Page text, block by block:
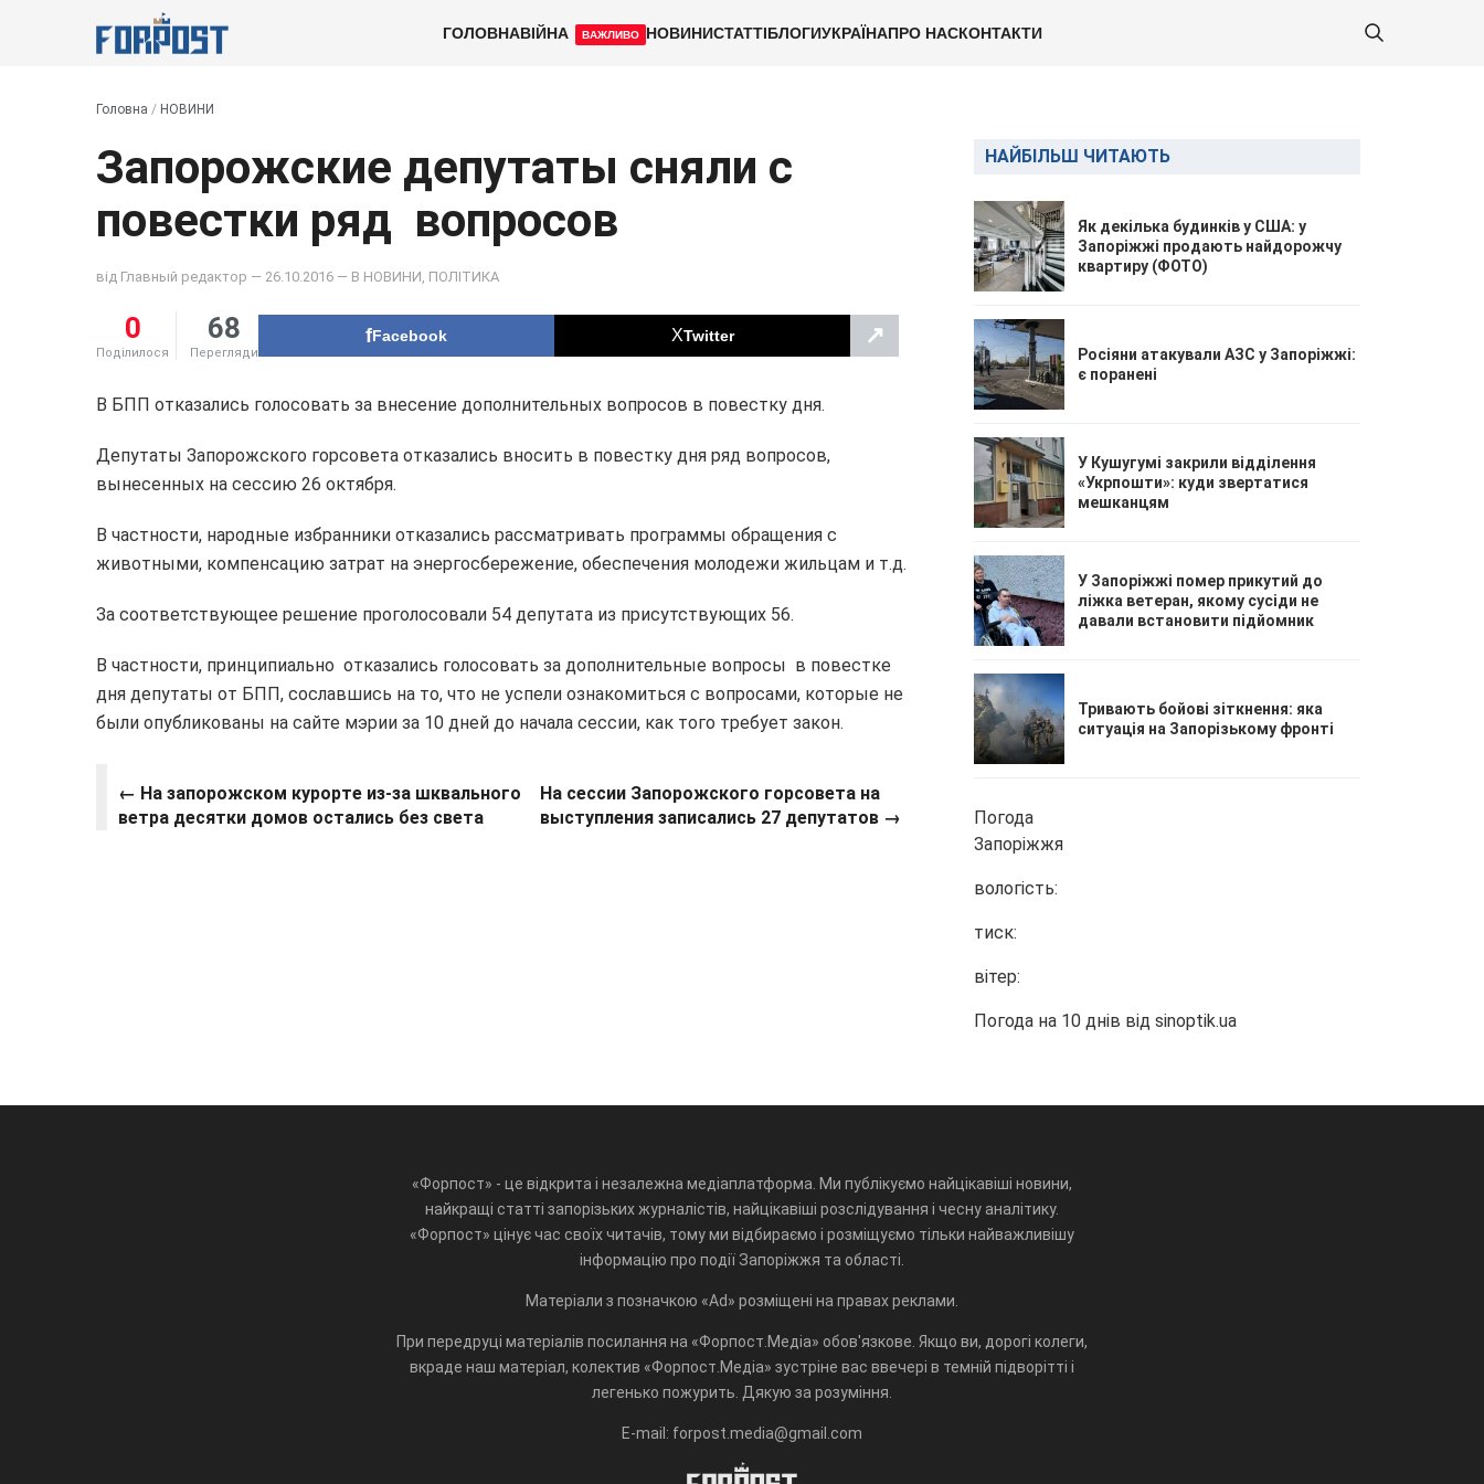
ГОЛОВНАВІЙНА ВАЖЛИВО НОВИНИСТАТТІБЛОГИУКРАЇНАПРО НАСКОНТАКТИ
Головна / НОВИНИ
Запорожские депутаты сняли с
повестки ряд вопросов
від Главный редактор — 26.10.2016 — В НОВИНИ ПОЛІТИКА
0
Поділилося
68
Перегляди
Facebook Twitter ↗
В БПП отказались голосовать за внесение дополнительных вопросов в повестку дня.
Депутаты Запорожского горсовета отказались вносить в повестку дня ряд вопросов,
вынесенных на сессию 26 октября.
В частности, народные избранники отказались рассматривать программы обращения с
животными, компенсацию затрат на энергосбережение, обеспечения молодежи жильцам и т.д.
За соответствующее решение проголосовали 54 депутата из присутствующих 56.
В частности, принципиально отказались голосовать за дополнительные вопросы в повестке
дня депутаты от БПП, сославшись на то, что не успели ознакомиться с вопросами, которые не
были опубликованы на сайте мэрии за 10 дней до начала сессии, как того требует закон.
← На запорожском курорте из-за шквального
ветра десятки домов остались без света
На сессии Запорожского горсовета на
выступления записались 27 депутатов →
НАЙБІЛЬШ ЧИТАЮТЬ
Як декілька будинків у США: у
Запоріжжі продають найдорожчу
квартиру (ФОТО)
Росіяни атакували АЗС у Запоріжжі:
є поранені
У Кушугумі закрили відділення
«Укрпошти»: куди звертатися
мешканцям
У Запоріжжі помер прикутий до
ліжка ветеран, якому сусіди не
давали встановити підйомник
Тривають бойові зіткнення: яка
ситуація на Запорізькому фронті
Погода
Запоріжжя
вологість:
тиск:
вітер:
Погода на 10 днів від sinoptik.ua
«Форпост» - це відкрита і незалежна медіаплатформа. Ми публікуємо найцікавіші новини,
найкращі статті запорізьких журналістів, найцікавіші розслідування і чесну аналітику.
«Форпост» цінує час своїх читачів, тому ми відбираємо і розміщуємо тільки найважливішу
інформацію про події Запоріжжя та області.
Матеріали з позначкою «Ad» розміщені на правах реклами.
При передруці матеріалів посилання на «Форпост.Медіа» обов'язкове. Якщо ви, дорогі колеги,
вкраде наш матеріал, колектив «Форпост.Медіа» зустріне вас ввечері в темній підворітті і
легенько пожурить. Дякую за розуміння.
E-mail: forpost.media@gmail.com